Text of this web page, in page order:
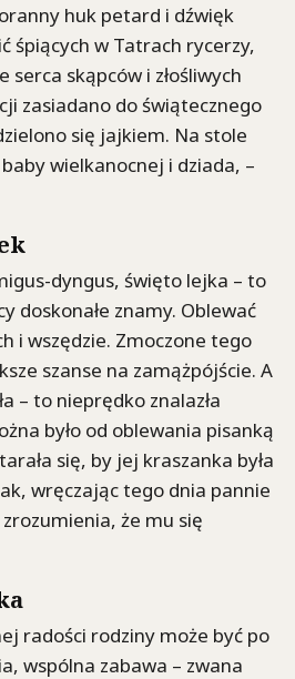
huk petard i dźwięk
śpiących w Tatrach rycerzy,
serca skąpców i złośliwych
zasiadano do świątecznego
się jajkiem. Na stole
wielkanocnej i dziada, –
dyngus, święto lejka – to
doskonałe znamy. Oblewać
i wszędzie. Zmoczone tego
szanse na zamążpójście. A
– to nieprędko znalazła
było od oblewania pisanką
się, by jej kraszanka była
wręczając tego dnia pannie
że mu się
radości rodziny może być po
wspólna zabawa – zwana